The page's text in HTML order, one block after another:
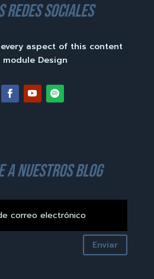
redes sociales
aspect of this content
Design
a nuestros blog
Enviar